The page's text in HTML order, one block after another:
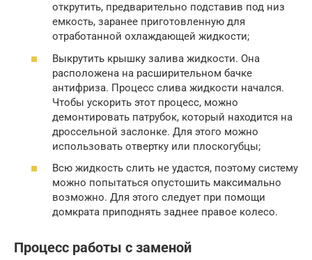
открутить, предварительно подставив под низ
емкость, заранее приготовленную для
отработанной охлаждающей жидкости;
Выкрутить крышку залива жидкости. Она
расположена на расширительном бачке
антифриза. Процесс слива жидкости начался.
Чтобы ускорить этот процесс, можно
демонтировать патрубок, который находится на
дроссельной заслонке. Для этого можно
использовать отвертку или плоскогубцы;
Всю жидкость слить не удастся, поэтому систему
можно попытаться опустошить максимально
возможно. Для этого следует при помощи
домкрата приподнять заднее правое колесо.
Процесс работы с заменой